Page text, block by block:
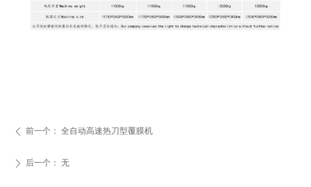
ꄴ 前一个： 全自动高速热刀型覆膜机
ꄲ 后一个： 无